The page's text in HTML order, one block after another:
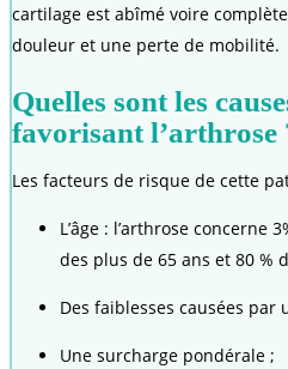
cartilage est abîmé voire
douleur et une perte de mobilité.
Quelles sont les
favorisant l’arthrose
Les facteurs de risque de cette
L’âge : l’arthrose concerne
des plus de 65 ans et 80 %
Des faiblesses causées par
Une surcharge pondérale ;